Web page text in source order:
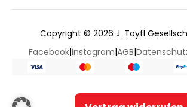
Copyright © 2026 J. Toyfl
Facebook|Instagram|AGB|